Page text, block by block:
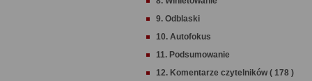
9. Odblaski
10. Autofokus
11. Podsumowanie
12. Komentarze czytelników ( 178 )